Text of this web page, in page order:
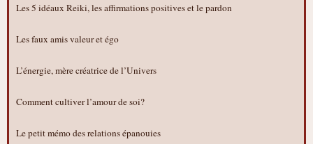
Les 5 idéaux Reiki, les affirmations positives et le pardon
Les faux amis valeur et égo
L’énergie, mère créatrice de l’Univers
Comment cultiver l’amour de soi?
Le petit mémo des relations épanouies